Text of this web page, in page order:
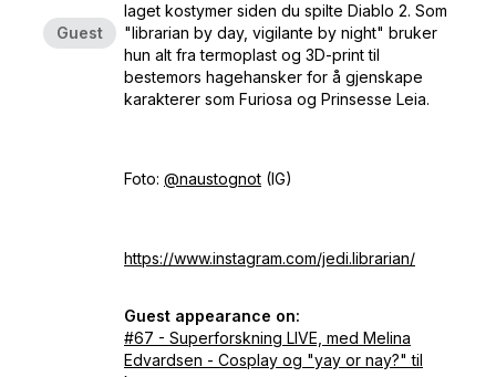
Guest
laget kostymer siden du spilte Diablo 2. Som
"librarian by day, vigilante by night" bruker
hun alt fra termoplast og 3D-print til
bestemors hagehansker for å gjenskape
karakterer som Furiosa og Prinsesse Leia.
Foto: @naustognot (IG)
https://www.instagram.com/jedi.librarian/
Guest appearance on:
#67 - Superforskning LIVE, med Melina
Edvardsen - Cosplay og "yay or nay?" til